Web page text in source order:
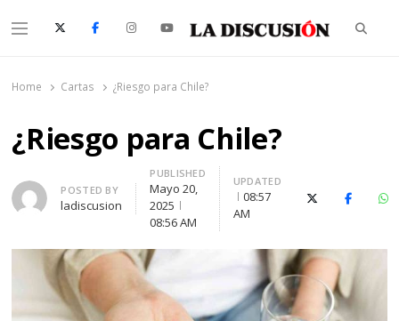
Menu
Home Cartas ¿Riesgo para Chile?
¿Riesgo para Chile?
Author
POSTED BY
ladiscusion
PUBLISHED
Mayo 20,
2025
08:56 AM
UPDATED
08:57
AM
X (Twitter)Facebook